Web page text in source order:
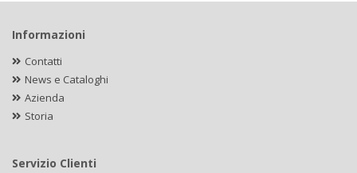
Informazioni
Contatti
News e Cataloghi
Azienda
Storia
Servizio Clienti